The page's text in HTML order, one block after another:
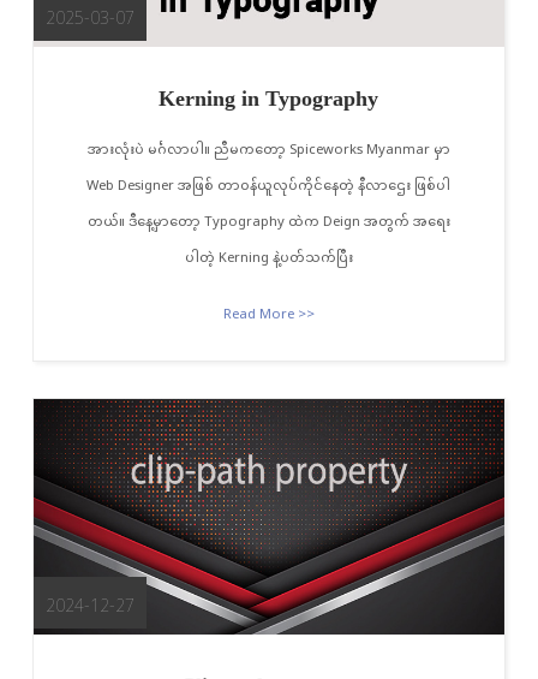
2025-03-07
Kerning in Typography
အားလုံးပဲ မင်္ဂလာပါ။ ညီမကတော့ Spiceworks Myanmar မှာ
Web Designer အဖြစ် တာဝန်ယူလုပ်ကိုင်နေတဲ့ နီလာဌေး ဖြစ်ပါ
တယ်။ ဒီနေ့မှာတော့ Typography ထဲက Deign အတွက် အရေး
ပါတဲ့ Kerning နဲ့ပတ်သက်ပြီး
Read More >>
2024-12-27